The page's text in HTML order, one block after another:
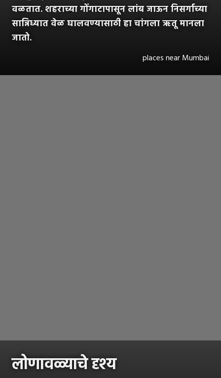
वळतात. शहराच्या गोंगाटापासून लांब जाऊन निसर्गाच्या
सान्निध्यात वेळ घालवण्यासाठी हा चांगला ऋतू मानला
जातो.
places near Mumbai
लोणावळ्याचे दृश्य